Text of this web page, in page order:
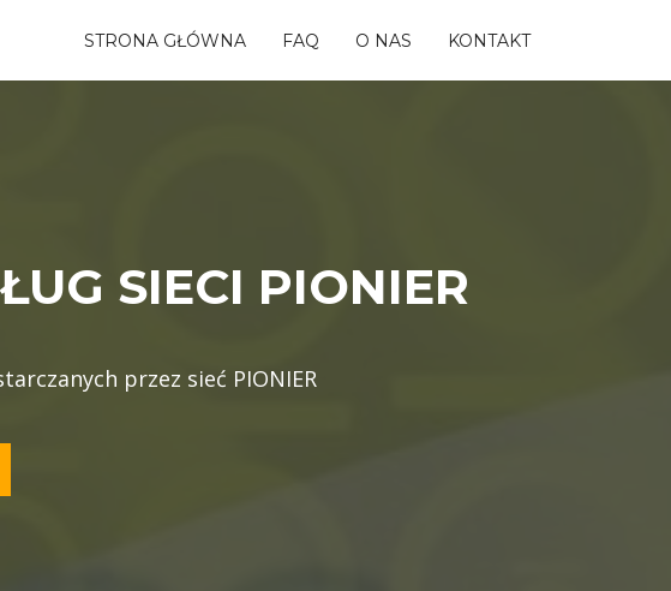
STRONA GŁÓWNA FAQ O NAS KONTAKT
SIECI PIONIER
przez sieć PIONIER